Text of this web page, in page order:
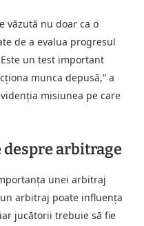
văzută nu doar ca o
de a evalua progresul
un test important
munca depusă,” a
misiunea pe care
arbitrage
unei arbitraj
arbitraj poate influența
jucătorii trebuie să fie